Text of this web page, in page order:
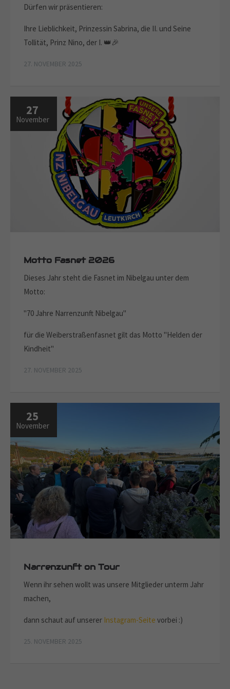
Dürfen wir präsentieren:
Ihre Lieblichkeit, Prinzessin Sabrina, die II. und Seine
Tollität, Prinz Nino, der I. 👑🎉
27. NOVEMBER 2025
27
November
Motto Fasnet 2026
Dieses Jahr steht die Fasnet im Nibelgau unter dem
Motto:
"70 Jahre Narrenzunft Nibelgau"
für die Weiberstraßenfasnet gilt das Motto "Helden der
Kindheit"
27. NOVEMBER 2025
25
November
Narrenzunft on Tour
Wenn ihr sehen wollt was unsere Mitglieder unterm Jahr
machen,
dann schaut auf unserer Instagram-Seite vorbei :)
25. NOVEMBER 2025